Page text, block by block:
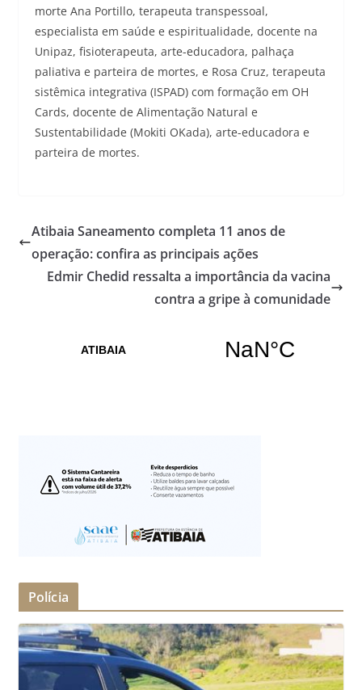
morte Ana Portillo, terapeuta transpessoal,
especialista em saúde e espiritualidade, docente na
Unipaz, fisioterapeuta, arte-educadora, palhaça
paliativa e parteira de mortes, e Rosa Cruz, terapeuta
sistêmica integrativa (ISPAD) com formação em OH
Cards, docente de Alimentação Natural e
Sustentabilidade (Mokiti OKada), arte-educadora e
parteira de mortes.
Atibaia Saneamento completa 11 anos de
operação: confira as principais ações
Edmir Chedid ressalta a importância da vacina
contra a gripe à comunidade
Polícia